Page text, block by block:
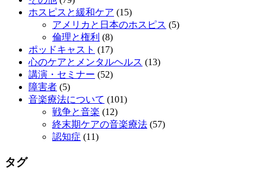
ホスピスと緩和ケア (15)
アメリカと日本のホスピス (5)
倫理と権利 (8)
ポッドキャスト (17)
心のケアとメンタルヘルス (13)
講演・セミナー (52)
障害者 (5)
音楽療法について (101)
戦争と音楽 (12)
終末期ケアの音楽療法 (57)
認知症 (11)
タグ